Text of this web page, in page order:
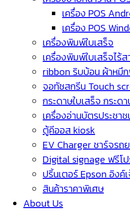
เครื่อง POS
เครื่อง POS
เครื่องพิมพ์ใบเสร็จ
เครื่องพิมพ์ใบเสร็จไร้
ribbon ริบบ้อน ผ้าหมึ
จอทัชสกรีน Touch
กระดาษใบเสร็จ กระด
เครื่องอ่านบัตรประชา
ตู้คีออส kiosk
EV Charger ชาร์จรถ
Digital signage ฟรีโ
ปริ้นเตอร์ Epson อิงค์
สินค้าราคาพิเศษ
About Us